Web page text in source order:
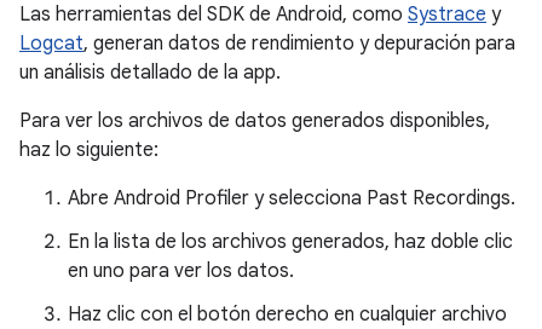
Las herramientas del SDK de Android, como Systrace y
Logcat, generan datos de rendimiento y depuración para
un análisis detallado de la app.
Para ver los archivos de datos generados disponibles,
haz lo siguiente:
Abre Android Profiler y selecciona Past Recordings.
En la lista de los archivos generados, haz doble clic
en uno para ver los datos.
Haz clic con el botón derecho en cualquier archivo